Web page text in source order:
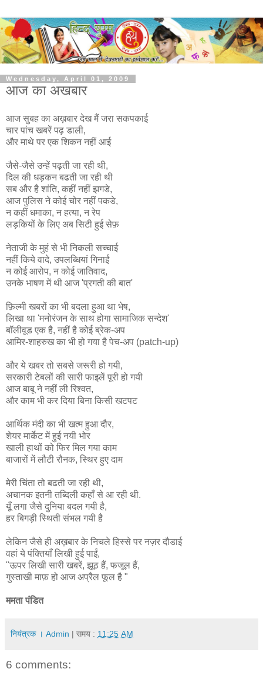
Wednesday, April 01, 2009
आज का अखबार
आज सुबह का अख़बार देख मैं जरा सकपकाई
चार पांच खबरें पढ़ डाली,
और माथे पर एक शिकन नहीं आई
जैसे-जैसे उन्हें पढ़ती जा रही थी,
दिल की धड़कन बढती जा रही थी
सब और है शांति, कहीं नहीं झगडे,
आज पुलिस ने कोई चोर नहीं पकडे,
न कहीं धमाका, न हत्या, न रेप
लड़कियों के लिए अब सिटी हुई सेफ़
नेताजी के मुहं से भी निकली सच्चाई
नहीं किये वादे, उपलब्धियां गिनाईं
न कोई आरोप, न कोई जातिवाद,
उनके भाषण में थी आज 'प्रगती की बात'
फ़िल्मी खबरों का भी बदला हुआ था भेष,
लिखा था 'मनोरंजन के साथ होगा सामाजिक सन्देश'
बॉलीवूड एक है, नहीं है कोई ब्रेक-अप
आमिर-शाहरुख का भी हो गया है पेच-अप (patch-up)
और ये खबर तो सबसे जरूरी हो गयी,
सरकारी टेबलों की सारी फाइलें पूरी हो गयी
आज बाबू ने नहीं ली रिश्वत,
और काम भी कर दिया बिना किसी खटपट
आर्थिक मंदी का भी खत्म हुआ दौर,
शेयर मार्केट में हुई नयी भोर
खाली हाथों को फिर मिल गया काम
बाजारों में लौटी रौनक, स्थिर हुए दाम
मेरी चिंता तो बढती जा रही थी,
अचानक इतनी तब्दिली कहाँ से आ रही थी.
यूँ लगा जैसे दुनिया बदल गयी है,
हर बिगड़ी स्थिती संभल गयी है
लेकिन जैसे ही अख़बार के निचले हिस्से पर नज़र दौडाई
वहां ये पंक्तियाँ लिखी हुई पाईं,
"ऊपर लिखी सारी खबरें, झूठ हैं, फजूल हैं,
गुस्ताखी माफ़ हो आज अप्रैल फूल है "
ममता पंडित
नियंत्रक । Admin | समय : 11:25 AM
6 comments: